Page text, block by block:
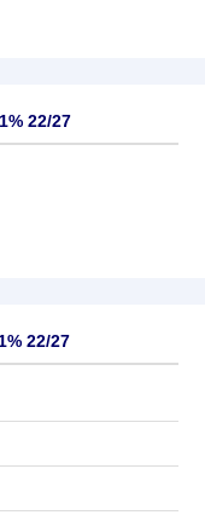
22/27
22/27